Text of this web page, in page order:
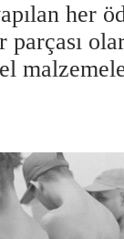
her
parçası